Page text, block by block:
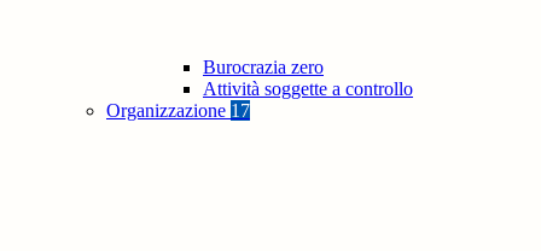
Burocrazia zero
Attività soggette a controllo
Organizzazione 17